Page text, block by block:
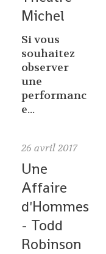
Michel
Si vous
souhaitez
observer
une
performanc
e...
26 avril 2017
Une
Affaire
d'Hommes
- Todd
Robinson